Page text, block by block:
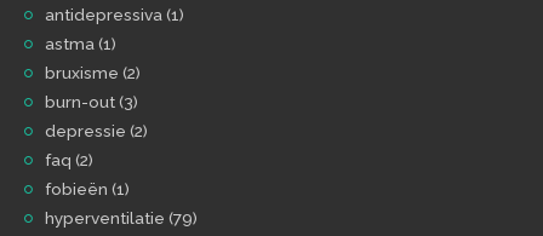
antidepressiva (1)
astma (1)
bruxisme (2)
burn-out(3)
depressie (2)
faq (2)
fobieën (1)
hyperventilatie (79)